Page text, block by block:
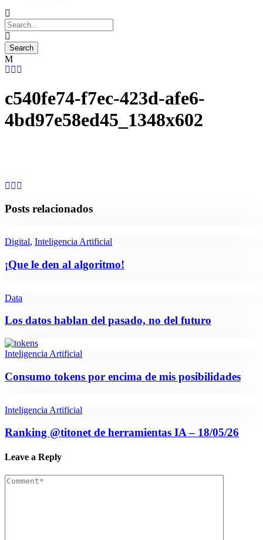
c540fe74-f7ec-423d-afe6-
4bd97e58ed45_1348x602
Posts relacionados
Digital, Inteligencia Artificial
¡Que le den al algoritmo!
Data
Los datos hablan del pasado, no del futuro
Inteligencia Artificial
Consumo tokens por encima de mis posibilidades
Inteligencia Artificial
Ranking @titonet de herramientas IA – 18/05/26
Leave a Reply